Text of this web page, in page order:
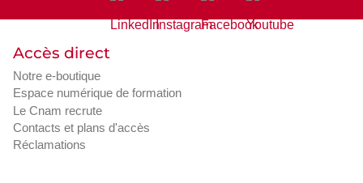
Accès direct
Notre e-boutique
Espace numérique de formation
Le Cnam recrute
Contacts et plans d'accès
Réclamations